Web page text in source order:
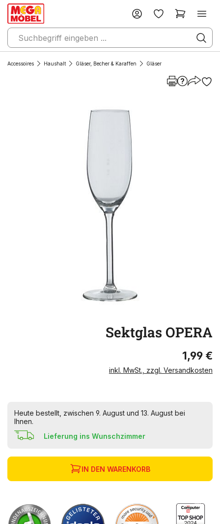
Accessoires Haushalt Gläser, Becher & Karaffen Gläser
Sektglas OPERA
1,99 €
inkl. MwSt., zzgl. Versandkosten
Heute bestellt, zwischen 9. August und 13. August bei
Ihnen.
Lieferung ins Wunschzimmer
IN DEN WARENKORB